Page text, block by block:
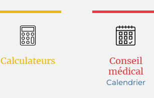
Calculateurs
Conseil
médical
Calendrier